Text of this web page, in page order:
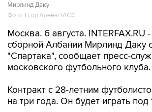
Мирлинд Даку
Фото: Егор Алеев/ТАСС
Москва. 6 августа.
сборной Албании Мирлинд Даку
"Спартака", сообщает пресс-
московского футбольного клуба.
Контракт с 28-летним
на три года. Он будет играть